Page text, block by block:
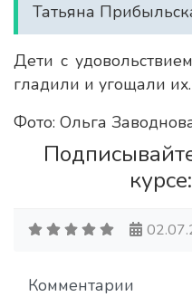
Татьяна
Дети с
гладили и угощали их.
Фото: Ольга
курсе:
Комментарии